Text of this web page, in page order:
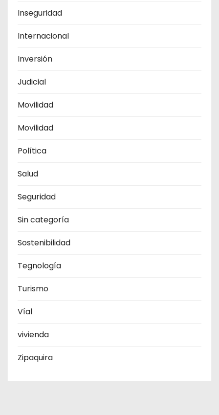
Inseguridad
Internacional
Inversión
Judicial
Movilidad
Movilidad
Política
Salud
Seguridad
Sin categoría
Sostenibilidad
Tegnología
Turismo
Víal
vivienda
Zipaquira